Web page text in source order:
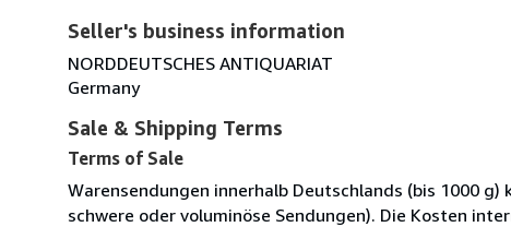
Seller's business information
NORDDEUTSCHES ANTIQUARIAT
Germany
Sale & Shipping Terms
Terms of Sale
Warensendungen innerhalb Deutschlands (bis 1000 g)
schwere oder voluminöse Sendungen). Die Kosten